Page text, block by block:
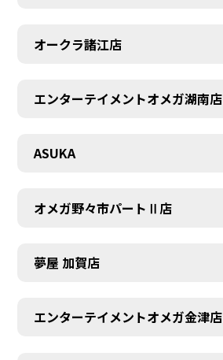
オークラ諸江店
エンターテイメントオメガ湖南店
ASUKA
オメガ野々市パートⅡ店
夢屋 加賀店
エンターテイメントオメガ金津店